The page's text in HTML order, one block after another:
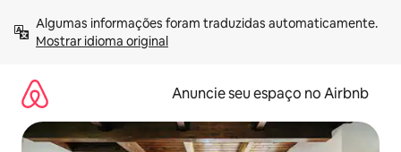
para
Mostrar idioma original
Anuncie seu espaço no Airbnb